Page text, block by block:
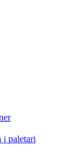
i paletari